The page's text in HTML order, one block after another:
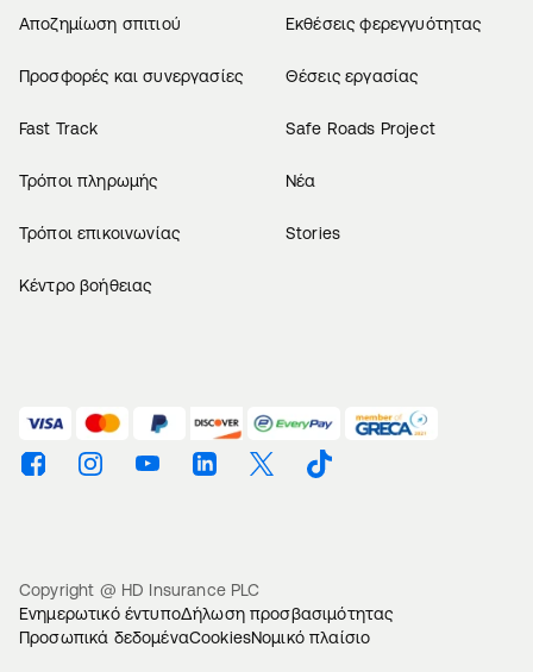
Αποζημίωση σπιτιού
Προσφορές και συνεργασίες
Fast Track
Τρόποι πληρωμής
Τρόποι επικοινωνίας
Κέντρο βοήθειας
Εκθέσεις φερεγγυότητας
Θέσεις εργασίας
Safe Roads Project
Νέα
Stories
Βρείτε μας στο Facebook
Βρείτε μας στο Instagram
Βρείτε μας στο Youtube
Βρείτε μας στο Linkedin
Βρείτε μας στο Twitter
Βρείτε μας στο TikTok
Copyright @ HD Insurance PLC
Ενημερωτικό έντυποΔήλωση προσβασιμότητας
Προσωπικά δεδομέναCookiesΝομικό πλαίσιο